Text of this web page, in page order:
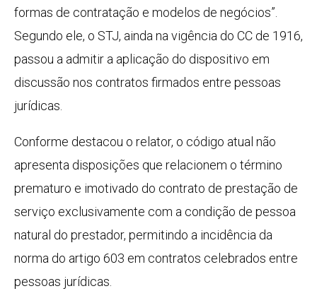
formas de contratação e modelos de negócios”.
Segundo ele, o STJ, ainda na vigência do CC de 1916,
passou a admitir a aplicação do dispositivo em
discussão nos contratos firmados entre pessoas
jurídicas.
Conforme destacou o relator, o código atual não
apresenta disposições que relacionem o término
prematuro e imotivado do contrato de prestação de
serviço exclusivamente com a condição de pessoa
natural do prestador, permitindo a incidência da
norma do artigo 603 em contratos celebrados entre
pessoas jurídicas.